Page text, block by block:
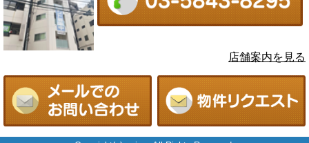
店舗案内を見る